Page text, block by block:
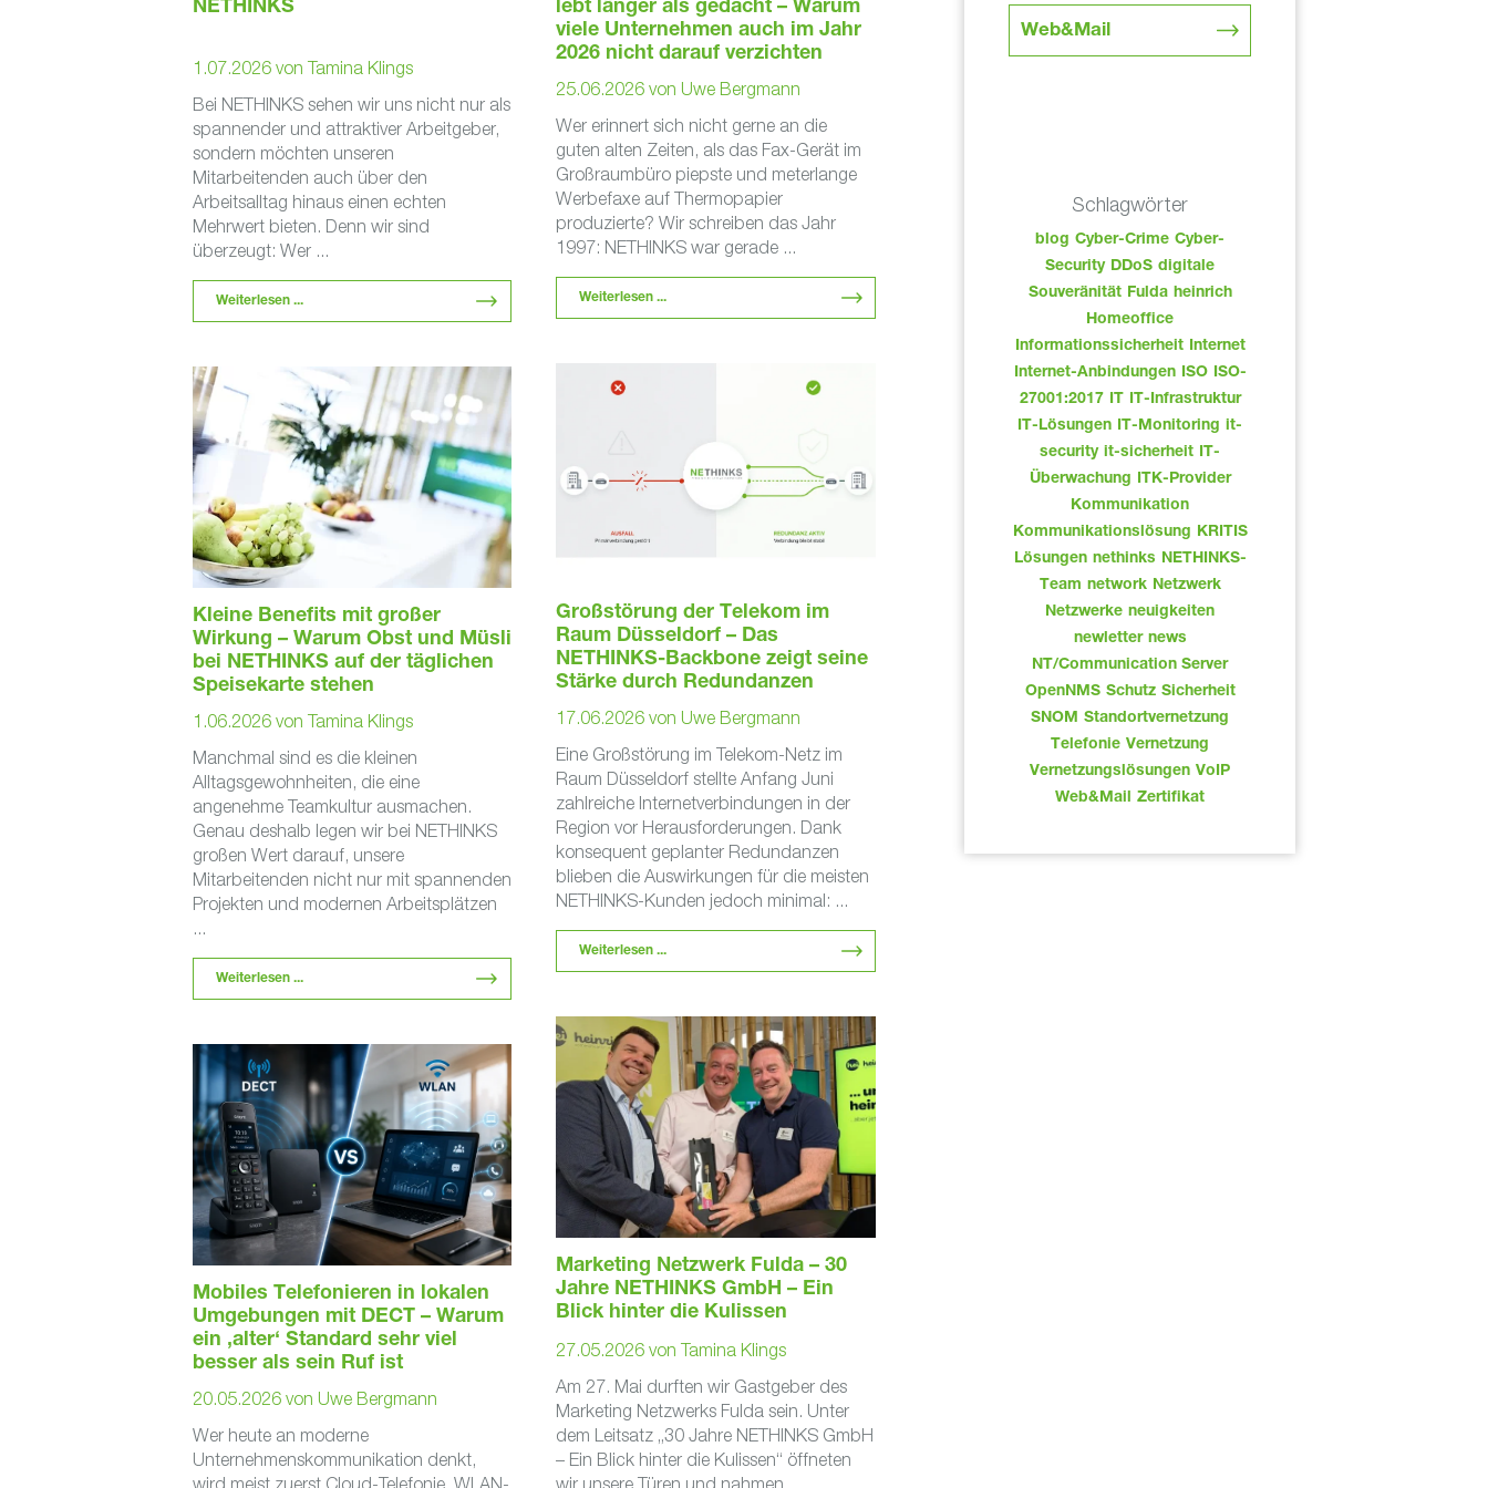
NETHINKS
1.07.2026 von Tamina Klings
Bei NETHINKS sehen wir uns nicht nur als
spannender und attraktiver Arbeitgeber,
sondern möchten unseren
Mitarbeitenden auch über den
Arbeitsalltag hinaus einen echten
Mehrwert bieten. Denn wir sind
überzeugt: Wer ...
Weiterlesen ...
lebt länger als gedacht – Warum
viele Unternehmen auch im Jahr
2026 nicht darauf verzichten
25.06.2026 von Uwe Bergmann
Wer erinnert sich nicht gerne an die
guten alten Zeiten, als das Fax-Gerät im
Großraumbüro piepste und meterlange
Werbefaxe auf Thermopapier
produzierte? Wir schreiben das Jahr
1997: NETHINKS war gerade ...
Weiterlesen ...
Großstörung der Telekom im
Raum Düsseldorf – Das
NETHINKS-Backbone zeigt seine
Stärke durch Redundanzen
17.06.2026 von Uwe Bergmann
Eine Großstörung im Telekom-Netz im
Raum Düsseldorf stellte Anfang Juni
zahlreiche Internetverbindungen in der
Region vor Herausforderungen. Dank
konsequent geplanter Redundanzen
blieben die Auswirkungen für die meisten
NETHINKS-Kunden jedoch minimal: ...
Weiterlesen ...
Kleine Benefits mit großer
Wirkung – Warum Obst und Müsli
bei NETHINKS auf der täglichen
Speisekarte stehen
1.06.2026 von Tamina Klings
Manchmal sind es die kleinen
Alltagsgewohnheiten, die eine
angenehme Teamkultur ausmachen.
Genau deshalb legen wir bei NETHINKS
großen Wert darauf, unsere
Mitarbeitenden nicht nur mit spannenden
Projekten und modernen Arbeitsplätzen
...
Weiterlesen ...
Marketing Netzwerk Fulda – 30
Jahre NETHINKS GmbH – Ein
Blick hinter die Kulissen
27.05.2026 vonTamina Klings
Am 27. Mai durften wir Gastgeber des
Marketing Netzwerks Fulda sein. Unter
dem Leitsatz „30 Jahre NETHINKS GmbH
– Ein Blick hinter die Kulissen“ öffneten
wir unsere Türen und nahmen ...
Mobiles Telefonieren in lokalen
Umgebungen mit DECT – Warum
ein ‚alter‘ Standard sehr viel
besser als sein Ruf ist
20.05.2026 von Uwe Bergmann
Wer heute an moderne
Unternehmenskommunikation denkt,
wird meist zuerst Cloud-Telefonie, WLAN-
Web&Mail
Schlagwörter
blog Cyber-Crime Cyber-
Security DDoS digitale
Souveränität Fulda heinrich
Homeoffice
Informationssicherheit Internet
Internet-Anbindungen ISO ISO-
27001:2017 IT
IT-Infrastruktur
IT-Lösungen IT-Monitoring
it-
security it-sicherheit IT-
Überwachung
ITK-Provider
Kommunikation
Kommunikationslösung
KRITIS
Lösungen nethinks NETHINKS-
Team network Netzwerk
Netzwerke neuigkeiten
newletter news
NT/Communication Server
OpenNMS Schutz Sicherheit
SNOM Standortvernetzung
Telefonie Vernetzung
Vernetzungslösungen VoIP
Web&Mail Zertifikat